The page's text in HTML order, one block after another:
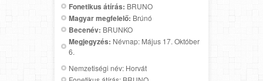
Fonetikus átírás: BRUNO
Magyar megfelelő: Brúnó
Becenév: BRUNKO
Megjegyzés: Névnap: Május 17. Október
6.
Nemzetiségi név: Horvát